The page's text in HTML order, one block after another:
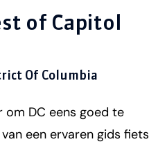
of Capitol
Of Columbia
om DC eens goed te
een ervaren gids fiets